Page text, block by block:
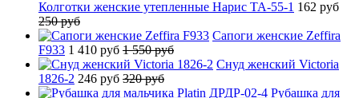
Колготки женские утепленные Нарис TA-55-1 162 руб
250 руб
Сапоги женские Zeffira
F933 1 410 руб 1 550 руб
Снуд женский Victoria
1826-2 246 руб 320 руб
Рубашка для